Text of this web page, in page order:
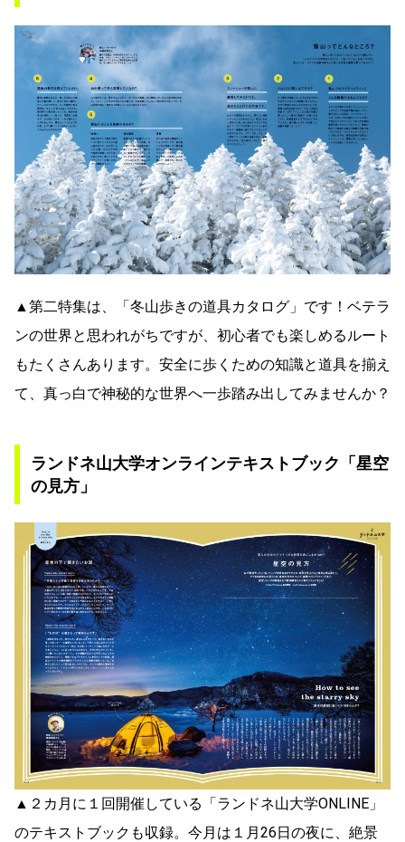
▲第二特集は、「冬山歩きの道具カタログ」です！ベテラ
ンの世界と思われがちですが、初心者でも楽しめるルート
もたくさんあります。安全に歩くための知識と道具を揃え
て、真っ白で神秘的な世界へ一歩踏み出してみませんか？
ランドネ山大学オンラインテキストブック「星空
の見方」
▲２カ月に１回開催している「ランドネ山大学ONLINE」
のテキストブックも収録。今月は１月26日の夜に、絶景